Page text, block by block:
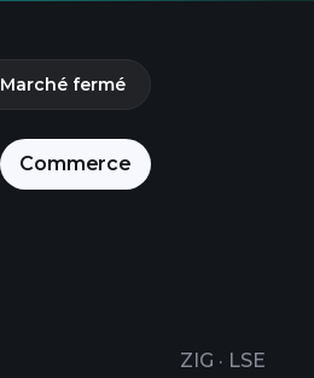
Commerce
ZIG · LSE
Marché fermé